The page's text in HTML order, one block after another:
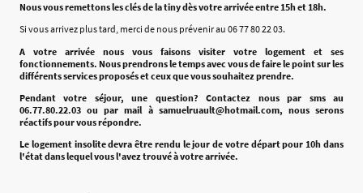
Nous vous remettons les clés de la tiny dès votre arrivée entre 15h et 18h.
Si vous arrivez plus tard, merci de nous prévenir au 06 77 80 22 03.
A votre arrivée nous vous faisons visiter votre logement et ses
fonctionnements. Nous prendrons le temps avec vous de faire le point sur les
différents services proposés et ceux que vous souhaitez prendre.
Pendant votre séjour, une question? Contactez nous par sms au
06.77.80.22.03 ou par mail à samuelruault@hotmail.com, nous serons
réactifs pour vous répondre.
Le logement insolite devra être rendu le jour de votre départ pour 10h dans
l'état dans lequel vous l'avez trouvé à votre arrivée.